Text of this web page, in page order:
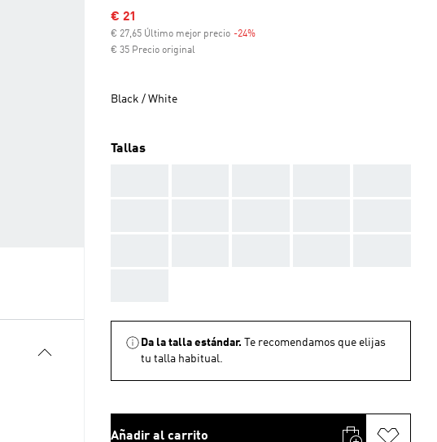
Precio rebajado
€ 21
€ 27,65 Último mejor precio -24%
€ 35 Precio original
Black / White
Tallas
Da la talla estándar.
Te recomendamos que elijas
tu talla habitual.
Añadir al carrito